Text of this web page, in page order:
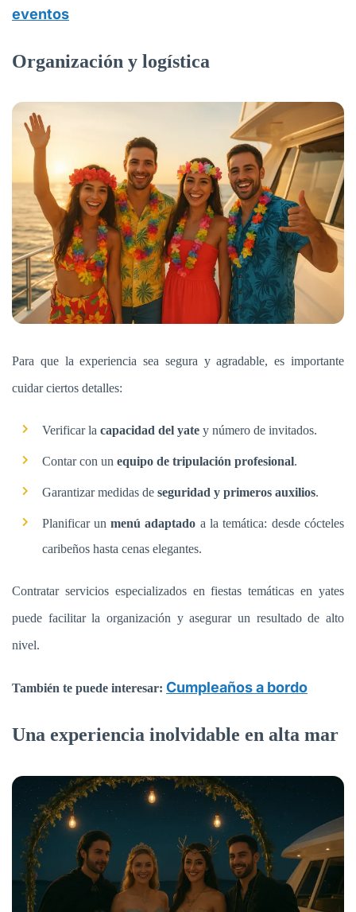
eventos
Organización y logística
Para que la experiencia sea segura y agradable, es importante
cuidar ciertos detalles:
Verificar la capacidad del yatey número de invitados.
Contar con un equipo de tripulación profesional.
Garantizar medidas de seguridad y primeros auxilios.
Planificar unmenú adaptado a la temática: desde cócteles
caribeños hasta cenas elegantes.
Contratar servicios especializados en fiestas temáticas en yates
puede facilitar la organización y asegurar un resultado de alto
nivel.
También te puede interesar: Cumpleaños a bordo
Una experiencia inolvidable en alta mar